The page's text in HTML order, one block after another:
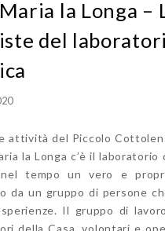
la Longa –
del
attività del Piccolo
la Longa c’è il laboratorio
tempo un vero e
da un gruppo di persone
Il gruppo di
della Casa, volontari e